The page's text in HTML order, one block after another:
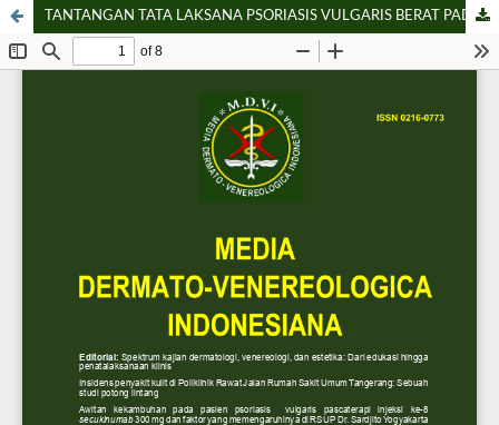
TANTANGAN TATA LAKSANA PSORIASIS VULGARIS BERAT PADA PASIEN DENGAN SINDROM IMUNODEFISIENSI AKUISITA